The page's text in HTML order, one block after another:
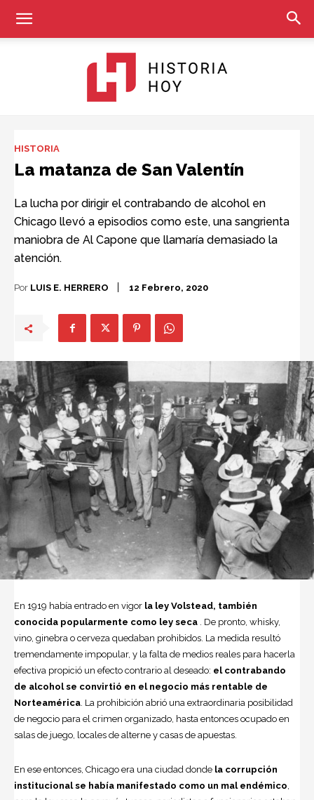
Hoy
HISTORIA
La matanza de San Valentín
La lucha por dirigir el contrabando de alcohol en
Chicago llevó a episodios como este, una sangrienta
maniobra de Al Capone que llamaría demasiado la
atención.
Por LUIS E. HERRERO 12 Febrero, 2020
En 1919 había entrado en vigor la ley Vols­tead, también
conocida popularmente como ley seca . De pronto, whisky,
vino, ginebra o cerveza quedaban prohibidos. La medida resultó
tremendamen­te impopular, y la falta de medios reales para hacerla
efectiva propició un efecto contrario al deseado: el contrabando
de alcohol se convirtió en el negocio más rentable de
Norteamérica. La prohibición abrió una extraor­dinaria posibilidad
de negocio para el crimen organizado, hasta entonces ocu­pado en
salas de juego, locales de alter­ne y casas de apuestas.
En ese entonces, Chicago era una ciudad donde la corrup­ción
institucional se había manifestado como un mal endémico,